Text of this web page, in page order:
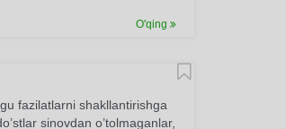
O'qing
fazilatlarni shakllantirishga
sinovdan o’tolmaganlar,